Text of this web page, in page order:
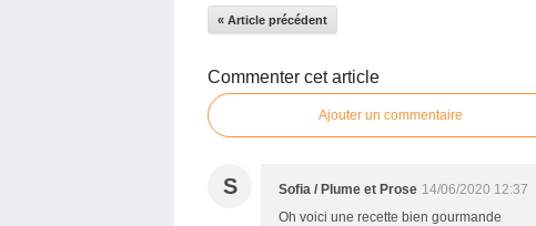
« Article précédent
Commenter cet article
Ajouter un commentaire
S Sofia / Plume et Prose 14/06/2020 12:37
Oh voici une recette bien gourmande